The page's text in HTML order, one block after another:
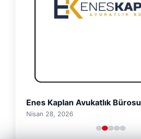
Enes Kaplan Avukatlık Bürosu
Nisan 28, 2026